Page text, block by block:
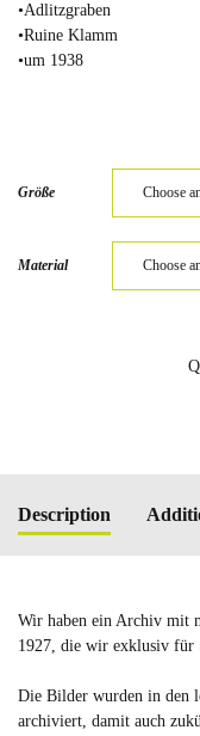
•Adlitzgraben
•Ruine Klamm
•um 1938
Größe
Material
Description
Wir haben ein Archiv mit
1927, die wir exklusiv für
Die Bilder wurden in den
archiviert, damit auch